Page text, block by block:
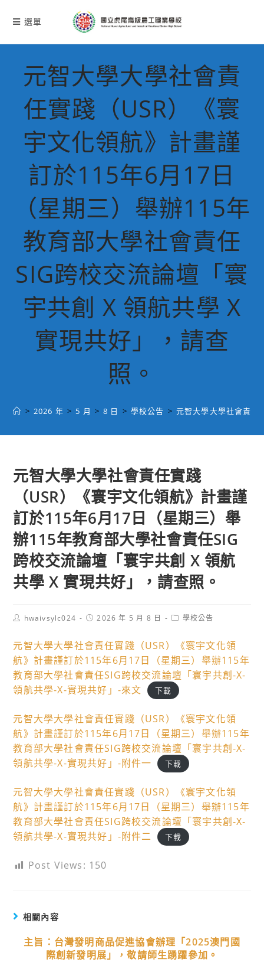
選單
元智大學大學社會責
任實踐（USR）《寰
宇文化領航》計畫謹
訂於115年6月17日
（星期三）舉辦115年
教育部大學社會責任
SIG跨校交流論壇「寰
宇共創 X 領航共學 X
實現共好」，請查
照。
> 2026 年 > 5 月 > 8 日 > 學校公告 > 元智大學大學社會責任
元智大學大學社會責任實踐
（USR）《寰宇文化領航》計畫謹
訂於115年6月17日（星期三）舉
辦115年教育部大學社會責任SIG
跨校交流論壇「寰宇共創 X 領航
共學 X 實現共好」，請查照。
Posthwaivsylc024
Post2026 年 5 月 8 日
Post學校公告
元智大學大學社會責任實踐（USR）《寰宇文化領
航》計畫謹訂於115年6月17日（星期三）舉辦115年
教育部大學社會責任SIG跨校交流論壇「寰宇共創-X-
領航共學-X-實現共好」-來文
下載
元智大學大學社會責任實踐（USR）《寰宇文化領
航》計畫謹訂於115年6月17日（星期三）舉辦115年
教育部大學社會責任SIG跨校交流論壇「寰宇共創-X-
領航共學-X-實現共好」-附件一
下載
元智大學大學社會責任實踐（USR）《寰宇文化領
航》計畫謹訂於115年6月17日（星期三）舉辦115年
教育部大學社會責任SIG跨校交流論壇「寰宇共創-X-
領航共學-X-實現共好」-附件二
下載
Post Views: 150
相關內容
主旨：台灣發明商品促進協會辦理「2025澳門國
際創新發明展」，敬請師生踴躍參加。